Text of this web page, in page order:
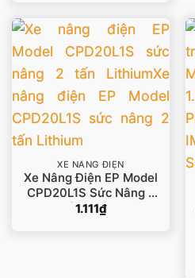
XE NÂNG ĐIỆN
Xe Nâng Điện EP Model
CPD20L1S Sức Nâng 2
Tấn Lithium
1.111₫